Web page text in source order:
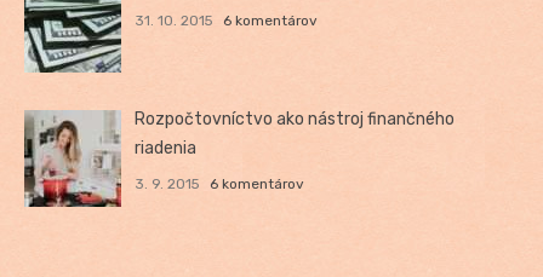
31. 10. 2015 6 komentárov
Rozpočtovníctvo ako nástroj finančného
riadenia
3. 9. 2015 6 komentárov